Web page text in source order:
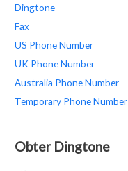
Dingtone
Fax
US Phone Number
UK Phone Number
Australia Phone Number
Temporary Phone Number
Obter Dingtone